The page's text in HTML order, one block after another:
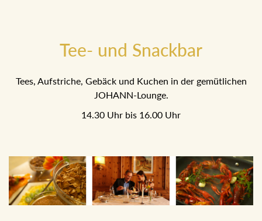
Tee- und Snackbar
Tees, Aufstriche, Gebäck und Kuchen in der gemütlichen
JOHANN-Lounge.
14.30 Uhr bis 16.00 Uhr